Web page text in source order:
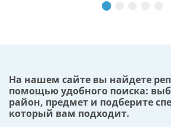
На нашем сайте вы найдете
помощью удобного поиска:
район, предмет и подберите
который вам подходит.